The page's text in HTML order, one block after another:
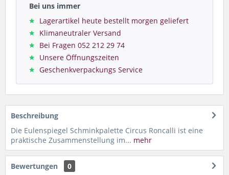
Bei uns immer
Lagerartikel heute bestellt morgen geliefert
Klimaneutraler Versand
Bei Fragen 052 212 29 74
Unsere Öffnungszeiten
Geschenkverpackungs Service
Beschreibung
Die Eulenspiegel Schminkpalette Circus Roncalli ist eine
praktische Zusammenstellung im... mehr
Bewertungen
0